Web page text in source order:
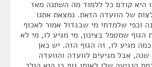
היא קודם כל ללמוד מה השתנה מאז
של הוועדה הזאת. נמצאת אתנו
וכפי שלמדתי מי שבגדול אמור לאכוף
הגוף שמטפל בצינון, מי מגיע לו, מי לא
מגיע לו, זה הגוף הזה. יש כאן
שנה, אבל מגיעים לוועדה והוועדה